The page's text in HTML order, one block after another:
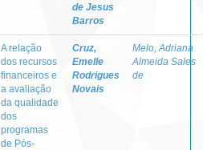
de Jesus
Barros
A relação
dos recursos
financeiros e
a avaliação
da qualidade
dos
programas
de Pós-
Cruz,
Emelle
Rodrigues
Novais
Melo, Adriana
Almeida Sales
de